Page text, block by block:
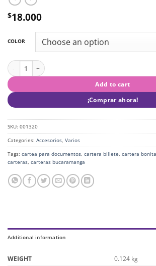
$18.000
COLOR
Cartera PomPom quantity
Add to cart
¡Comprar ahora!
SKU: 001320
Categories: Accesorios, Varios
Tags: cartea para documentos, cartera billete, cartera
carteras, carteras bucaramanga
Additional information
WEIGHT
0.124 kg